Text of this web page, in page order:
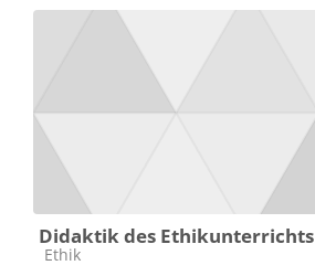
Didaktik des Ethikunterrichts
Kategorija predmeta
Ethik